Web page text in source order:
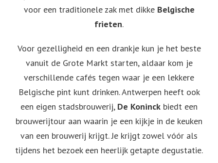
voor een traditionele zak met dikke Belgische
frieten.
Voor gezelligheid en een drankje kun je het beste
vanuit de Grote Markt starten, aldaar kom je
verschillende cafés tegen waar je een lekkere
Belgische pint kunt drinken. Antwerpen heeft ook
een eigen stadsbrouwerij, De Koninck biedt een
brouwerijtour aan waarin je een kijkje in de keuken
van een brouwerij krijgt. Je krijgt zowel vóór als
tijdens het bezoek een heerlijk getapte degustatie.